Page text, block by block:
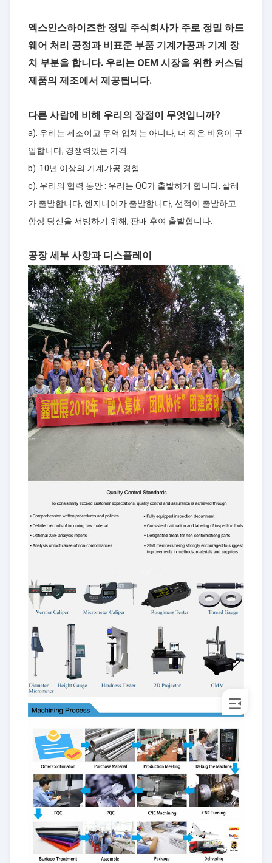
엑스인스하이즈한 정밀 주식회사가 주로 정밀 하드
웨어 처리 공정과 비표준 부품 기계가공과 기계 장
치 부분을 합니다. 우리는 OEM 시장을 위한 커스텀
제품의 제조에서 제공됩니다.
다른 사람에 비해 우리의 장점이 무엇입니까?
a). 우리는 제조이고 무역 업체는 아니나, 더 적은 비용이 구
입합니다, 경쟁력있는 가격.
b). 10년 이상의 기계가공 경험.
c). 우리의 협력 동안 : 우리는 QC가 출발하게 합니다, 살레
가 출발합니다, 엔지니어가 출발합니다, 선적이 출발하고
항상 당신을 서빙하기 위해, 판매 후여 출발합니다.
공장 세부 사항과 디스플레이